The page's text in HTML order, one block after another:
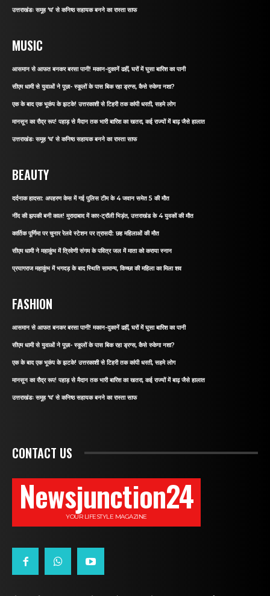
उत्तराखंडः समूह ‘घ’ से कनिष्ठ सहायक बनने का रास्ता साफ
MUSIC
आसमान से आफत बनकर बरसा पानी! मकान-दुकानें ढहीं, घरों में घुसा बारिश का पानी
सीएम धामी से युवाओं ने पूछा- स्कूलों के पास बिक रहा ड्रग्स, कैसे रुकेगा नशा?
एक के बाद एक भूकंप के झटके! उत्तरकाशी से टिहरी तक कांपी धरती, सहमे लोग
मानसून का रौद्र रूप! पहाड़ से मैदान तक भारी बारिश का खतरा, कई राज्यों में बाढ़ जैसे हालात
उत्तराखंडः समूह ‘घ’ से कनिष्ठ सहायक बनने का रास्ता साफ
BEAUTY
दर्दनाक हादसा: अपहरण केस में गई पुलिस टीम के 4 जवान समेत 5 की मौत
नींद की झपकी बनी काल! मुरादाबाद में कार-ट्रॉली भिड़ंत, उत्तराखंड के 4 युवकों की मौत
कार्तिक पूर्णिमा पर चुनार रेलवे स्टेशन पर त्रासदी: छह महिलाओं की मौत
सीएम धामी ने महाकुंभ में त्रिवेणी संगम के पवित्र जल में माता को कराया स्नान
प्रयागराज महाकुंभ में भगदड़ के बाद स्थिति सामान्य, किच्छा की महिला का मिला शव
FASHION
आसमान से आफत बनकर बरसा पानी! मकान-दुकानें ढहीं, घरों में घुसा बारिश का पानी
सीएम धामी से युवाओं ने पूछा- स्कूलों के पास बिक रहा ड्रग्स, कैसे रुकेगा नशा?
एक के बाद एक भूकंप के झटके! उत्तरकाशी से टिहरी तक कांपी धरती, सहमे लोग
मानसून का रौद्र रूप! पहाड़ से मैदान तक भारी बारिश का खतरा, कई राज्यों में बाढ़ जैसे हालात
उत्तराखंडः समूह ‘घ’ से कनिष्ठ सहायक बनने का रास्ता साफ
CONTACT US
Newsjunction24
YOUR LIFESTYLE MAGAZINE